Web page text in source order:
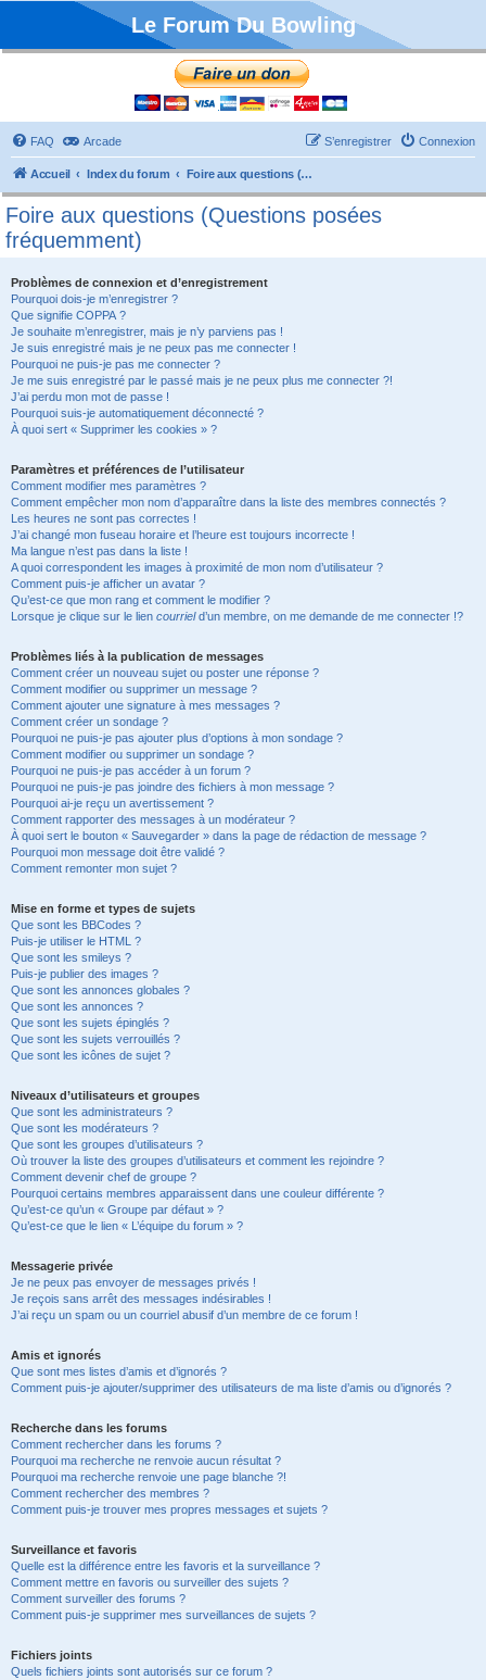
Le Forum Du Bowling
FAQ Arcade Connexion
S’enregistrer
Accueil Index du forum Foire aux questions (Questions posées fréquemment)
Foire aux questions (Questions posées
fréquemment)
Problèmes de connexion et d’enregistrement
Pourquoi dois-je m’enregistrer ?
Que signifie COPPA ?
Je souhaite m’enregistrer, mais je n’y parviens pas !
Je suis enregistré mais je ne peux pas me connecter !
Pourquoi ne puis-je pas me connecter ?
Je me suis enregistré par le passé mais je ne peux plus me connecter ?!
J’ai perdu mon mot de passe !
Pourquoi suis-je automatiquement déconnecté ?
À quoi sert « Supprimer les cookies » ?
Paramètres et préférences de l’utilisateur
Comment modifier mes paramètres ?
Comment empêcher mon nom d’apparaître dans la liste des membres connectés ?
Les heures ne sont pas correctes !
J’ai changé mon fuseau horaire et l’heure est toujours incorrecte !
Ma langue n’est pas dans la liste !
A quoi correspondent les images à proximité de mon nom d’utilisateur ?
Comment puis-je afficher un avatar ?
Qu’est-ce que mon rang et comment le modifier ?
Lorsque je clique sur le lien courrield’un membre, on me demande de me connecter !?
Problèmes liés à la publication de messages
Comment créer un nouveau sujet ou poster une réponse ?
Comment modifier ou supprimer un message ?
Comment ajouter une signature à mes messages ?
Comment créer un sondage ?
Pourquoi ne puis-je pas ajouter plus d’options à mon sondage ?
Comment modifier ou supprimer un sondage ?
Pourquoi ne puis-je pas accéder à un forum ?
Pourquoi ne puis-je pas joindre des fichiers à mon message ?
Pourquoi ai-je reçu un avertissement ?
Comment rapporter des messages à un modérateur ?
À quoi sert le bouton « Sauvegarder » dans la page de rédaction de message ?
Pourquoi mon message doit être validé ?
Comment remonter mon sujet ?
Mise en forme et types de sujets
Que sont les BBCodes ?
Puis-je utiliser le HTML ?
Que sont les smileys ?
Puis-je publier des images ?
Que sont les annonces globales ?
Que sont les annonces ?
Que sont les sujets épinglés ?
Que sont les sujets verrouillés ?
Que sont les icônes de sujet ?
Niveaux d’utilisateurs et groupes
Que sont les administrateurs ?
Que sont les modérateurs ?
Que sont les groupes d’utilisateurs ?
Où trouver la liste des groupes d’utilisateurs et comment les rejoindre ?
Comment devenir chef de groupe ?
Pourquoi certains membres apparaissent dans une couleur différente ?
Qu’est-ce qu’un « Groupe par défaut » ?
Qu’est-ce que le lien « L’équipe du forum » ?
Messagerie privée
Je ne peux pas envoyer de messages privés !
Je reçois sans arrêt des messages indésirables !
J’ai reçu un spam ou un courriel abusif d’un membre de ce forum !
Amis et ignorés
Que sont mes listes d’amis et d’ignorés ?
Comment puis-je ajouter/supprimer des utilisateurs de ma liste d’amis ou d’ignorés ?
Recherche dans les forums
Comment rechercher dans les forums ?
Pourquoi ma recherche ne renvoie aucun résultat ?
Pourquoi ma recherche renvoie une page blanche ?!
Comment rechercher des membres ?
Comment puis-je trouver mes propres messages et sujets ?
Surveillance et favoris
Quelle est la différence entre les favoris et la surveillance ?
Comment mettre en favoris ou surveiller des sujets ?
Comment surveiller des forums ?
Comment puis-je supprimer mes surveillances de sujets ?
Fichiers joints
Quels fichiers joints sont autorisés sur ce forum ?